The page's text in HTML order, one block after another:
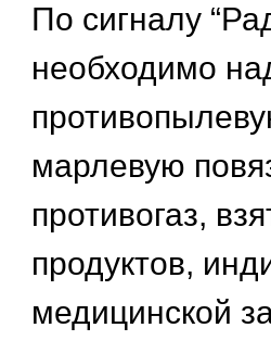
По сигналу
необходимо
марлевую
противогаз,
продуктов,
медицинской